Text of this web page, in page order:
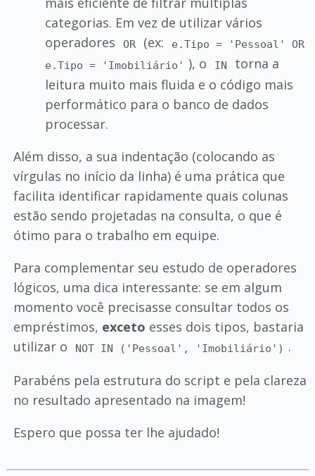
categorias. Em vez de utilizar vários
operadores
OR (ex:
e.Tipo = 'Pessoal' OR
e.Tipo = 'Imobiliário' ), o IN
torna a
leitura muito mais fluida e o código mais
performático para o banco de dados
processar.
Além disso, a sua indentação (colocando as
vírgulas no início da linha) é uma prática que
facilita identificar rapidamente quais colunas
estão sendo projetadas na consulta, o que é
ótimo para o trabalho em equipe.
Para complementar seu estudo de operadores
lógicos, uma dica interessante: se em algum
momento você precisasse consultar todos os
empréstimos, exceto esses dois tipos, bastaria
utilizar o
NOT IN ('Pessoal', 'Imobiliário') .
Parabéns pela estrutura do script e pela clareza
no resultado apresentado na imagem!
Espero que possa ter lhe ajudado!